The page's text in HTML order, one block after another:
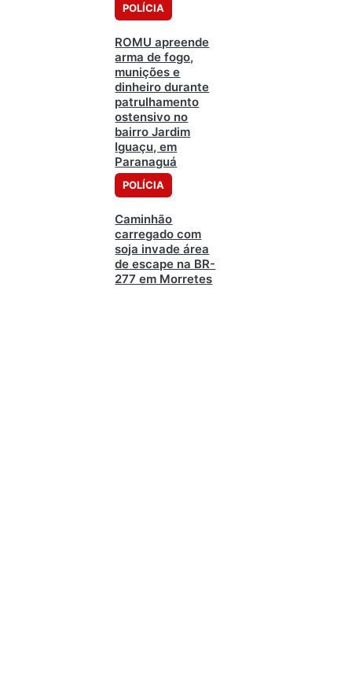
POLÍCIA
ROMU apreende
arma de fogo,
munições e
dinheiro durante
patrulhamento
ostensivo no
bairro Jardim
Iguaçu, em
Paranaguá
POLÍCIA
Caminhão
carregado com
soja invade área
de escape na BR-
277 em Morretes